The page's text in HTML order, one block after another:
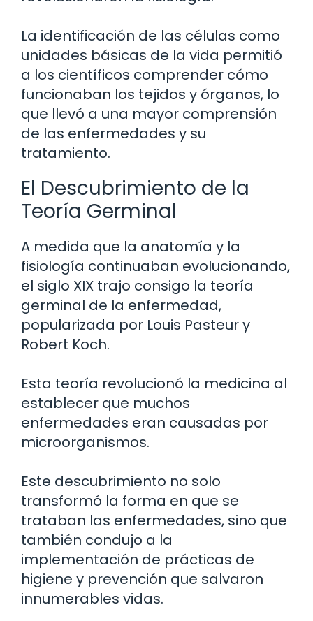
La identificación de las células como
unidades básicas de la vida permitió
a los científicos comprender cómo
funcionaban los tejidos y órganos, lo
que llevó a una mayor comprensión
de las enfermedades y su
tratamiento.
El Descubrimiento de la
Teoría Germinal
A medida que la anatomía y la
fisiología continuaban evolucionando,
el siglo XIX trajo consigo la teoría
germinal de la enfermedad,
popularizada por Louis Pasteur y
Robert Koch.
Esta teoría revolucionó la medicina al
establecer que muchos
enfermedades eran causadas por
microorganismos.
Este descubrimiento no solo
transformó la forma en que se
trataban las enfermedades, sino que
también condujo a la
implementación de prácticas de
higiene y prevención que salvaron
innumerables vidas.